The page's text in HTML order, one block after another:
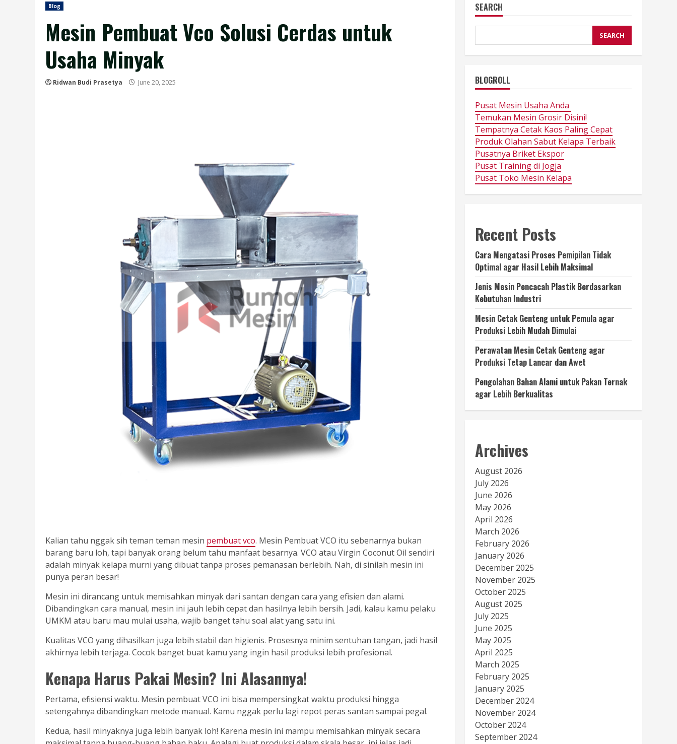
Blog
Mesin Pembuat Vco Solusi Cerdas untuk
Usaha Minyak
Ridwan Budi Prasetya June 20, 2025
Kalian tahu nggak sih teman teman mesin pembuat vco. Mesin Pembuat VCO itu sebenarnya bukan
barang baru loh, tapi banyak orang belum tahu manfaat besarnya. VCO atau Virgin Coconut Oil sendiri
adalah minyak kelapa murni yang dibuat tanpa proses pemanasan berlebih. Nah, di sinilah mesin ini
punya peran besar!
Mesin ini dirancang untuk memisahkan minyak dari santan dengan cara yang efisien dan alami.
Dibandingkan cara manual, mesin ini jauh lebih cepat dan hasilnya lebih bersih. Jadi, kalau kamu pelaku
UMKM atau baru mau mulai usaha, wajib banget tahu soal alat yang satu ini.
Kualitas VCO yang dihasilkan juga lebih stabil dan higienis. Prosesnya minim sentuhan tangan, jadi hasil
akhirnya lebih terjaga. Cocok banget buat kamu yang ingin hasil produksi lebih profesional.
Kenapa Harus Pakai Mesin? Ini Alasannya!
Pertama, efisiensi waktu. Mesin pembuat VCO ini bisa mempersingkat waktu produksi hingga
setengahnya dibandingkan metode manual. Kamu nggak perlu lagi repot peras santan sampai pegal.
Kedua, hasil minyaknya juga lebih banyak loh! Karena mesin ini mampu memisahkan minyak secara
SEARCH
SEARCH
BLOGROLL
Pusat Mesin Usaha Anda
Temukan Mesin Grosir Disini!
Tempatnya Cetak Kaos Paling Cepat
Produk Olahan Sabut Kelapa Terbaik
Pusatnya Briket Ekspor
Pusat Training di Jogja
Pusat Toko Mesin Kelapa
Recent Posts
Cara Mengatasi Proses Pemipilan Tidak
Optimal agar Hasil Lebih Maksimal
Jenis Mesin Pencacah Plastik Berdasarkan
Kebutuhan Industri
Mesin Cetak Genteng untuk Pemula agar
Produksi Lebih Mudah Dimulai
Perawatan Mesin Cetak Genteng agar
Produksi Tetap Lancar dan Awet
Pengolahan Bahan Alami untuk Pakan Ternak
agar Lebih Berkualitas
Archives
August 2026
July 2026
June 2026
May 2026
April 2026
March 2026
February 2026
January 2026
December 2025
November 2025
October 2025
August 2025
July 2025
June 2025
May 2025
April 2025
March 2025
February 2025
January 2025
December 2024
November 2024
October 2024
September 2024